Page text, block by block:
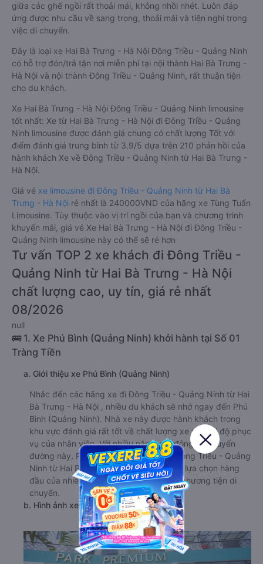
giữa các ghế ngồi rất thoải mái, không nhồi nhét. Luôn đáp
ứng được nhu cầu về sang trọng, thoải mái và tiện nghi trong
việc di chuyển.
Đây là loại xe Hai Bà Trưng - Hà Nội Đông Triều - Quảng Ninh
có hỗ trợ đón/trả tận nơi miễn phí tại nội thành Hai Bà Trưng -
Hà Nội và nội thành Đông Triều - Quảng Ninh, rất thuận tiện
cho du khách.
Xe Hai Bà Trưng - Hà Nội Đông Triều - Quảng Ninh limousine
tốt nhất: Xe từ Hai Bà Trưng - Hà Nội đi Đông Triều - Quảng
Ninh limousine được đánh giá chung có chất lượng Tốt với
điểm đánh giá trung bình từ 3.9/5 dựa trên 210 phản hồi của
hành khách Xe về Đông Triều - Quảng Ninh từ Hai Bà Trưng -
Hà Nội.
Giá vé xe limousine đi Đông Triều - Quảng Ninh từ Hai Bà
Trưng - Hà Nội rẻ nhất là 240000VND của hãng xe Tùng Tuấn
Limousine. Tùy thuộc vào vị trí ngồi của bạn và chương trình
khuyến mãi, giá vé Xe Hai Bà Trưng - Hà Nội đi Đông Triều -
Quảng Ninh limousine này có thể sẽ rẻ hơn
Tư vấn TOP 2 xe khách đi Đông Triều -
Quảng Ninh từ Hai Bà Trưng - Hà Nội
chất lượng cao, uy tín, giá rẻ nhất
08/2026
null
🚌 1. Xe Phú Bình (Quảng Ninh) khởi hành tại Số 01
Tràng Tiền
a. Giới thiệu xe Phú Bình (Quảng Ninh)
Nhắc đến các hãng xe đi Đông Triều - Quảng Ninh từ Hai
Bà Trưng - Hà Nội , nhiều du khách sẽ nhớ ngay đến Phú
Bình (Quảng Ninh). Nhà xe này được hành khách trong
khu vực đánh giá rất tốt về chất lượng xe và thái độ phục
vụ của nhân viên. Với nhiều năm hoạt động trên tuyến
đường này, Phú Bình (Quảng Ninh) đi Đông Triều - Quảng
Ninh từ Hai Bà Trưng - Hà Nội luôn là sự lựa chọn hàng
đầu của nhiều hành khách khi tìm kiếm phương tiện di
chuyển.
b. Hình ảnh xe Phú Bình (Quảng Ninh)